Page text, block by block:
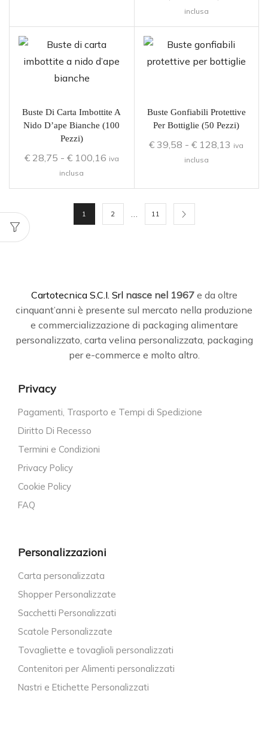
inclusa
Buste Di Carta Imbottite A
Nido D’ape Bianche (100
Pezzi)
€28,75 - €100,16 iva
inclusa
Buste Gonfiabili Protettive
Per Bottiglie (50 Pezzi)
€ 39,58 - € 128,13 iva
inclusa
1 2 … 11
Cartotecnica S.C.I. Srl nasce nel 1967e da oltre
cinquant’anni è presente sul mercato nella produzione
e commercializzazione di packaging alimentare
personalizzato, carta velina personalizzata, packaging
per e-commerce e molto altro.
Privacy
Pagamenti, Trasporto e Tempi di Spedizione
Diritto Di Recesso
Termini e Condizioni
Privacy Policy
Cookie Policy
FAQ
Personalizzazioni
Carta personalizzata
Shopper Personalizzate
Sacchetti Personalizzati
Scatole Personalizzate
Tovagliette e tovaglioli personalizzati
Contenitori per Alimenti personalizzati
Nastri e Etichette Personalizzati